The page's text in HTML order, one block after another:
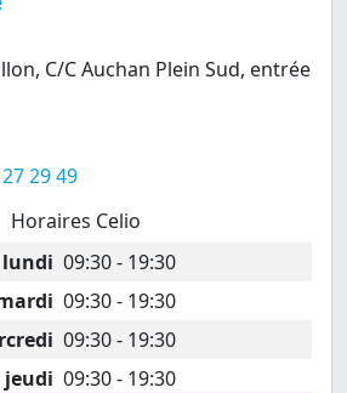
C/C Auchan Plein Sud, entrée
29 49
Horaires Celio
lundi 09:30 - 19:30
09:30 - 19:30
09:30 - 19:30
jeudi 09:30 - 19:30